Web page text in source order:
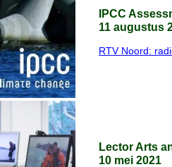
IPCC
11 augustus
RTV Noord:
Lector Arts
10 mei 2021